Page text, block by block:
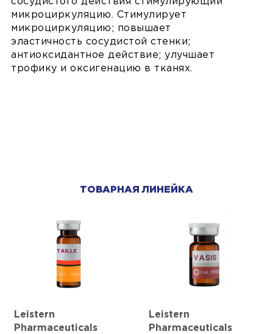
микроциркуляцию. Стимулирует
микроциркуляцию; повышает
эластичность сосудистой стенки;
антиоксидантное действие; улучшает
трофику и оксигенацию в тканях.
ТОВАРНАЯ ЛИНЕЙКА
Leistern
Pharmaceuticals
Leistern
Pharmaceuticals